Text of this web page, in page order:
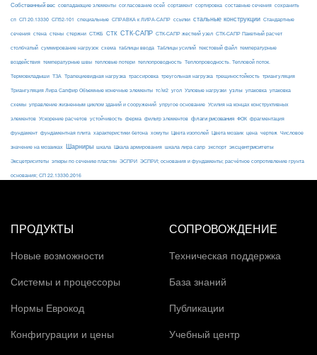
Собственный вес совпадающие элементы согласование осей сортамент сортировка составные сечения сохранить
сп СП 20.13330 СП52-101 специальные СПРАВКА к ЛИРА-САПР ссылки стальные конструкции Стандартные
сечения стена стены стержни СТЖБ СТК СТК-САПР СТК-САПР жесткий узел СТК-САПР Пакетный расчет
столбчатый суммирование нагрузок схема таблицы ввода Таблицы усилий текстовый файл температурные
воздействия температурные швы тепловые потери теплопроводность Теплопроводность. Тепловой поток.
Термовкладыши ТЗА Трапециевидная нагрузка трассировка треугольная нагрузка трещиностойкость триангуляция
Триангуляция Лира Сапфир Объемные конечные элементы тс/м2 угол Узловые нагрузки узлы упаковка упаковка
схемы управление жизненным циклом зданий и сооружений упругое основание Усилия на концах конструктивных
элементов Ускорение расчетов устойчивость ферма фильтр элементов флаги рисования ФОК фрагментация
фундамент фундаментная плита характеристики бетона хомуты Цвета изополей Цвета мозаик цена чертеж Числовое
значение на мозаиках Шарниры шкала Шкала армирования шкала лира сапр экспорт эксцентриситеты
Эксцетриситеты эпюры по сечению пластин ЭСПРИ ЭСПРИ; основания и фундаменты; расчётное сопротивление грунта
основания; СП 22.13330.2016
ПРОДУКТЫ
Новые возможности
Системы и процессоры
Нормы Еврокод
Конфигурации и цены
СОПРОВОЖДЕНИЕ
Техническая поддержка
База знаний
Публикации
Учебный центр